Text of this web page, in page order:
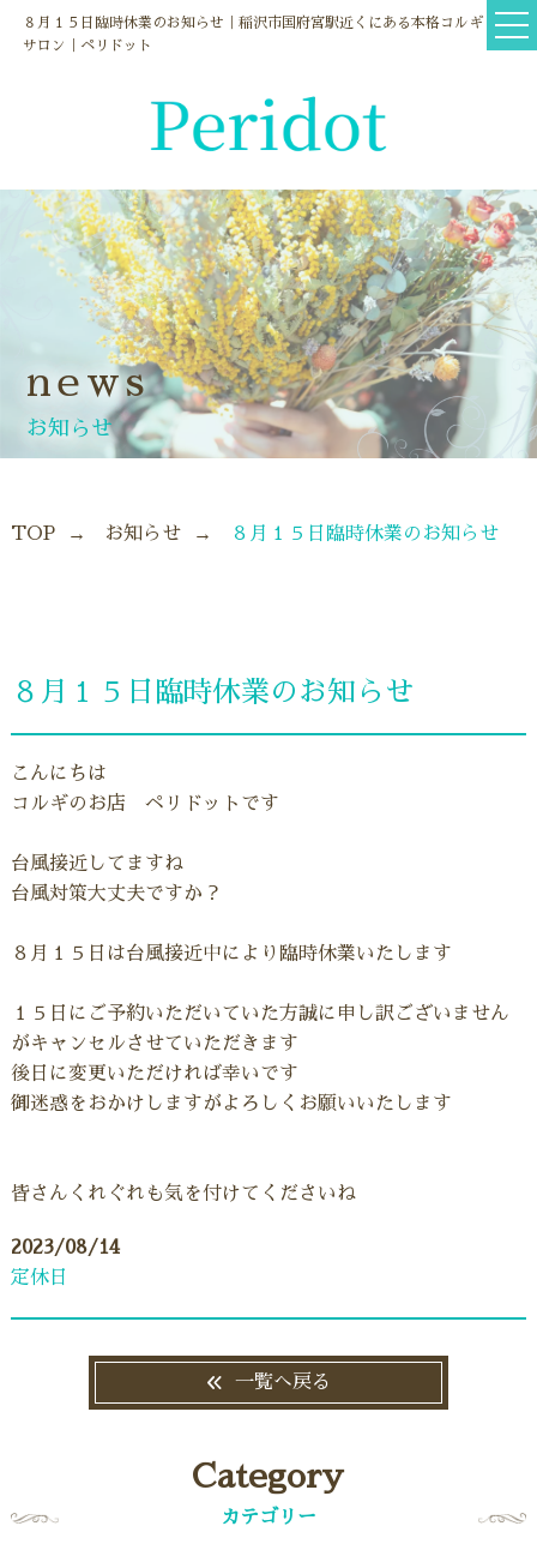
８月１５日臨時休業のお知らせ｜稲沢市国府宮駅近くにある本格コルギ
サロン｜ペリドット
news
お知らせ
TOP お知らせ ８月１５日臨時休業のお知らせ
８月１５日臨時休業のお知らせ
こんにちは
コルギのお店 ペリドットです
台風接近してますね
台風対策大丈夫ですか？
８月１５日は台風接近中により臨時休業いたします
１５日にご予約いただいていた方誠に申し訳ございません
がキャンセルさせていただきます
後日に変更いただければ幸いです
御迷惑をおかけしますがよろしくお願いいたします
皆さんくれぐれも気を付けてくださいね
2023/08/14
定休日
一覧へ戻る
Category
カテゴリー